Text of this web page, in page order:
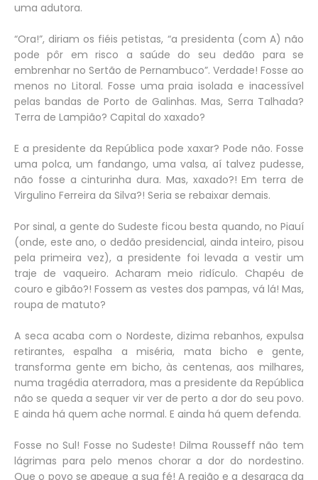
uma adutora.
“Ora!”, diriam os fiéis petistas, “a presidenta (com A) não
pode pôr em risco a saúde do seu dedão para se
embrenhar no Sertão de Pernambuco”. Verdade! Fosse ao
menos no Litoral. Fosse uma praia isolada e inacessível
pelas bandas de Porto de Galinhas. Mas, Serra Talhada?
Terra de Lampião? Capital do xaxado?
E a presidente da República pode xaxar? Pode não. Fosse
uma polca, um fandango, uma valsa, aí talvez pudesse,
não fosse a cinturinha dura. Mas, xaxado?! Em terra de
Virgulino Ferreira da Silva?! Seria se rebaixar demais.
Por sinal, a gente do Sudeste ficou besta quando, no Piauí
(onde, este ano, o dedão presidencial, ainda inteiro, pisou
pela primeira vez), a presidente foi levada a vestir um
traje de vaqueiro. Acharam meio ridículo. Chapéu de
couro e gibão?! Fossem as vestes dos pampas, vá lá! Mas,
roupa de matuto?
A seca acaba com o Nordeste, dizima rebanhos, expulsa
retirantes, espalha a miséria, mata bicho e gente,
transforma gente em bicho, às centenas, aos milhares,
numa tragédia aterradora, mas a presidente da República
não se queda a sequer vir ver de perto a dor do seu povo.
E ainda há quem ache normal. E ainda há quem defenda.
Fosse no Sul! Fosse no Sudeste! Dilma Rousseff não tem
lágrimas para pelo menos chorar a dor do nordestino.
Que o povo se apegue a sua fé! A região e a desgraça da